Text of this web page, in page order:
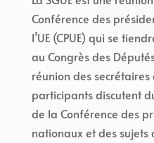
Conférence des
l’UE (CPUE) qui se
au Congrès des
réunion des
participants discutent
de la Conférence des
nationaux et des sujets